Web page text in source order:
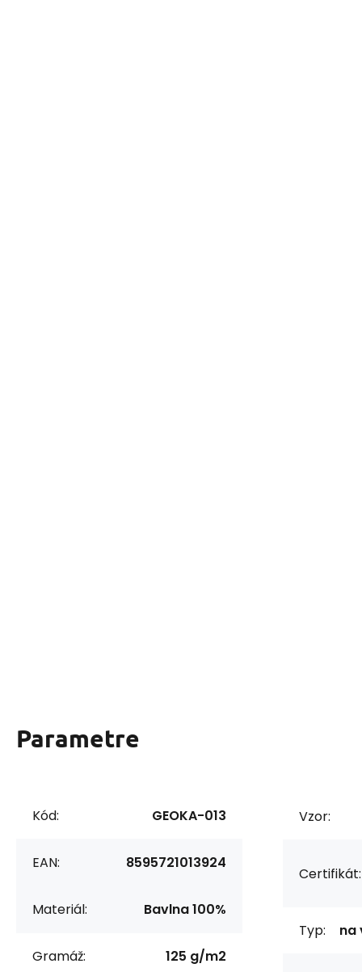
Parametre
Kód: GEOKA-013
EAN: 8595721013924
Materiál: Bavlna 100%
Gramáž: 125 g/m2
Vzor:
Certifikát:
Typ: na